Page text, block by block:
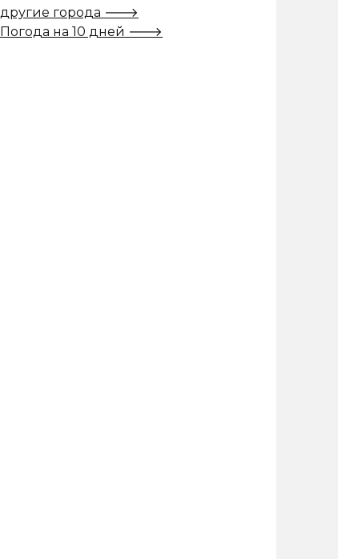
другие города 🡒
Погода на 10 дней 🡒